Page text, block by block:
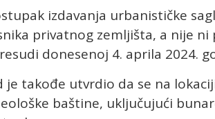
izdavanja urbanističke
privatnog zemljišta, a nije
donesenoj 4. aprila 2024.
je takođe utvrdio da se na
baštine, uključujući